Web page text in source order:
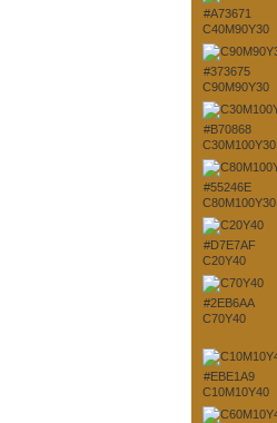
#A73671
C40M90Y30
#373675
C90M90Y30
#B70868
C30M100Y30
#55246E
C80M100Y30
#D7E7AF
C20Y40
#2EB6AA
C70Y40
#EBE1A9
C10M10Y40